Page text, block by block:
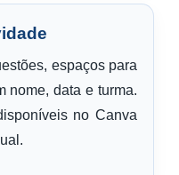
espaços para
nome, data e turma.
no Canva